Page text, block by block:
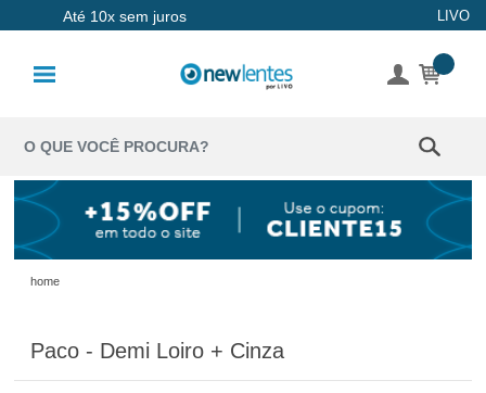
Até 10x sem juros LIVO
Coloridas
Solução
Óculos de
Óculos de
Grau
home
Paco - Demi Loiro + Cinza